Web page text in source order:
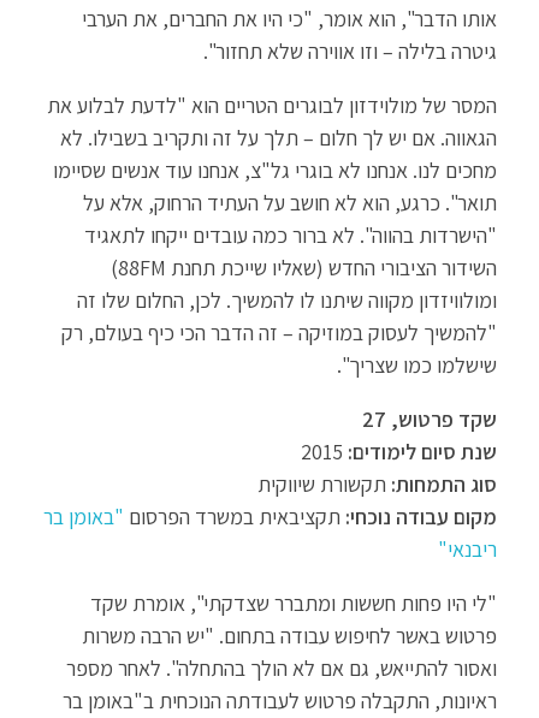
אותו הדבר", הוא אומר, "כי היו את החברים, את הערבי
גיטרה בלילה – וזו אווירה שלא תחזור".
המסר של מולוידזון לבוגרים הטריים הוא "לדעת לבלוע את
הגאווה. אם יש לך חלום – תלך על זה ותקריב בשבילו. לא
מחכים לנו. אנחנו לא בוגרי גל"צ, אנחנו עוד אנשים שסיימו
תואר". כרגע, הוא לא חושב על העתיד הרחוק, אלא על
"הישרדות בהווה". לא ברור כמה עובדים ייקחו לתאגיד
השידור הציבורי החדש (שאליו שייכת תחנת 88FM)
ומולוויזדון מקווה שיתנו לו להמשיך. לכן, החלום שלו זה
"להמשיך לעסוק במוזיקה – זה הדבר הכי כיף בעולם, רק
שישלמו כמו שצריך".
שקד פרטוש, 27
שנת סיום לימודים:
סוג התמחות: תקשורת שיווקית
מקום עבודה נוכחי: תקציבאית במשרד הפרסום "באומן בר
ריבנאי"
"לי היו פחות חששות ומתברר שצדקתי", אומרת שקד
פרטוש באשר לחיפוש עבודה בתחום. "יש הרבה משרות
ואסור להתייאש, גם אם לא הולך בהתחלה". לאחר מספר
ראיונות, התקבלה פרטוש לעבודתה הנוכחית ב"באומן בר